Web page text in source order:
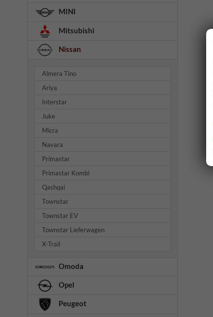
MINI
Mitsubishi
Nissan
Almera Tino
Ariya
Interstar
Juke
Micra
Navara
Primastar
Primastar Kombi
Qashqai
Townstar
Townstar EV
Townstar Lieferwagen
X-Trail
Omoda
Opel
Peugeot